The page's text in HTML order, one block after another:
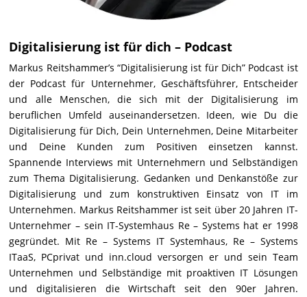
Digitalisierung ist für dich – Podcast
Markus Reitshammer’s “Digitalisierung ist für Dich” Podcast ist
der Podcast für Unternehmer, Geschäftsführer, Entscheider
und alle Menschen, die sich mit der Digitalisierung im
beruflichen Umfeld auseinandersetzen. Ideen, wie Du die
Digitalisierung für Dich, Dein Unternehmen, Deine Mitarbeiter
und Deine Kunden zum Positiven einsetzen kannst.
Spannende Interviews mit Unternehmern und Selbständigen
zum Thema Digitalisierung. Gedanken und Denkanstöße zur
Digitalisierung und zum konstruktiven Einsatz von IT im
Unternehmen. Markus Reitshammer ist seit über 20 Jahren IT-
Unternehmer – sein IT-Systemhaus Re – Systems hat er 1998
gegründet. Mit Re – Systems IT Systemhaus, Re – Systems
ITaaS, PCprivat und inn.cloud versorgen er und sein Team
Unternehmen und Selbständige mit proaktiven IT Lösungen
und digitalisieren die Wirtschaft seit den 90er Jahren.